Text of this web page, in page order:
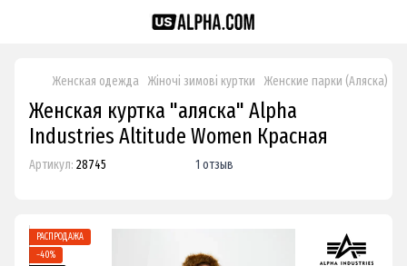
Женская одежда Жіночі зимові куртки Женские парки (Аляска)
Женская куртка "аляска" Alpha
Industries Altitude Women Красная
Артикул: 28745 1 отзыв
РАСПРОДАЖА
−40%